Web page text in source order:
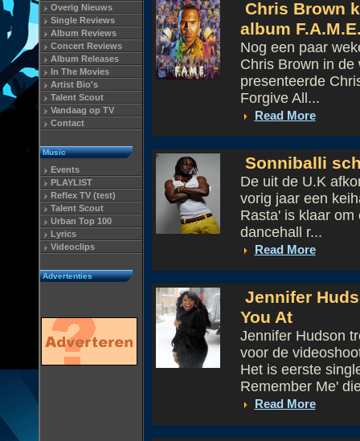
Overig Nieuws
Single Reviews
Album Reviews
Concert Reviews
Album Releases
In The Movies
Artist Bio's
Talent Scout
Vandaag op TV
Contact
Music
Events
PLAYLIST
Reflex TV (test)
Talent Scout
Urban Top 100
Lyrics
Videoclips
Advertenties
Chris Brown
album
Nog een paar
Chris Brown in de
presenteerde
Forgive All...
Read More
Sonniballi
De uit de U.K
vorig jaar een
Rasta' is klaar
dancehall r...
Read More
Jennifer
You At
Jennifer Hudson
voor de
Het is eerste
Remember Me'
Read More